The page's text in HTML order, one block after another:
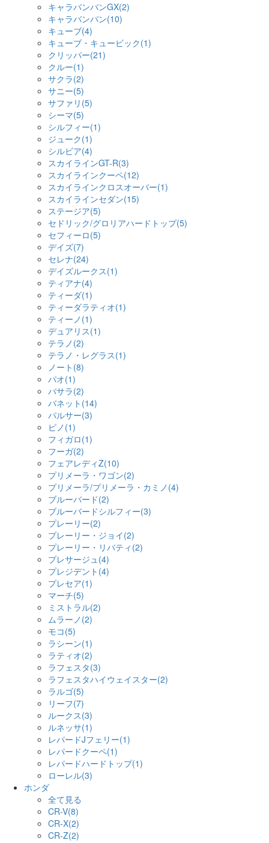
キャラバンバンGX(2)
キャラバンバン(10)
キューブ(4)
キューブ・キュービック(1)
クリッパー(21)
クルー(1)
サクラ(2)
サニー(5)
サファリ(5)
シーマ(5)
シルフィー(1)
ジューク(1)
シルビア(4)
スカイラインGT-R(3)
スカイラインクーペ(12)
スカイラインクロスオーバー(1)
スカイラインセダン(15)
ステージア(5)
セドリック/グロリアハードトップ(5)
セフィーロ(5)
デイズ(7)
セレナ(24)
デイズルークス(1)
ティアナ(4)
ティーダ(1)
ティーダラティオ(1)
ティーノ(1)
デュアリス(1)
テラノ(2)
テラノ・レグラス(1)
ノート(8)
パオ(1)
バサラ(2)
バネット(14)
パルサー(3)
ピノ(1)
フィガロ(1)
フーガ(2)
フェアレディZ(10)
プリメーラ・ワゴン(2)
プリメーラ/プリメーラ・カミノ(4)
ブルーバード(2)
ブルーバードシルフィー(3)
プレーリー(2)
プレーリー・ジョイ(2)
プレーリー・リバティ(2)
プレサージュ(4)
プレジデント(4)
プレセア(1)
マーチ(5)
ミストラル(2)
ムラーノ(2)
モコ(5)
ラシーン(1)
ラティオ(2)
ラフェスタ(3)
ラフェスタハイウェイスター(2)
ラルゴ(5)
リーフ(7)
ルークス(3)
ルネッサ(1)
レパードJフェリー(1)
レパードクーペ(1)
レパードハードトップ(1)
ローレル(3)
ホンダ
全て見る
CR-V(8)
CR-X(2)
CR-Z(2)